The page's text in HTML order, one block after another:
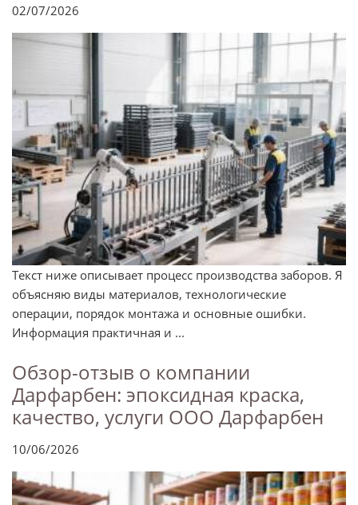
02/07/2026
Текст ниже описывает процесс производства заборов. Я
объясняю виды материалов, технологические
операции, порядок монтажа и основные ошибки.
Информация практичная и ...
Обзор-отзыв о компании
Дарфарбен: эпоксидная краска,
качество, услуги ООО Дарфарбен
10/06/2026